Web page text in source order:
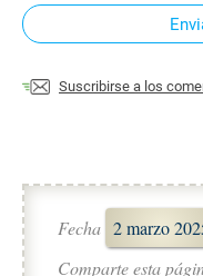
Suscribirse a los
Fecha 2 marzo
Comparte esta